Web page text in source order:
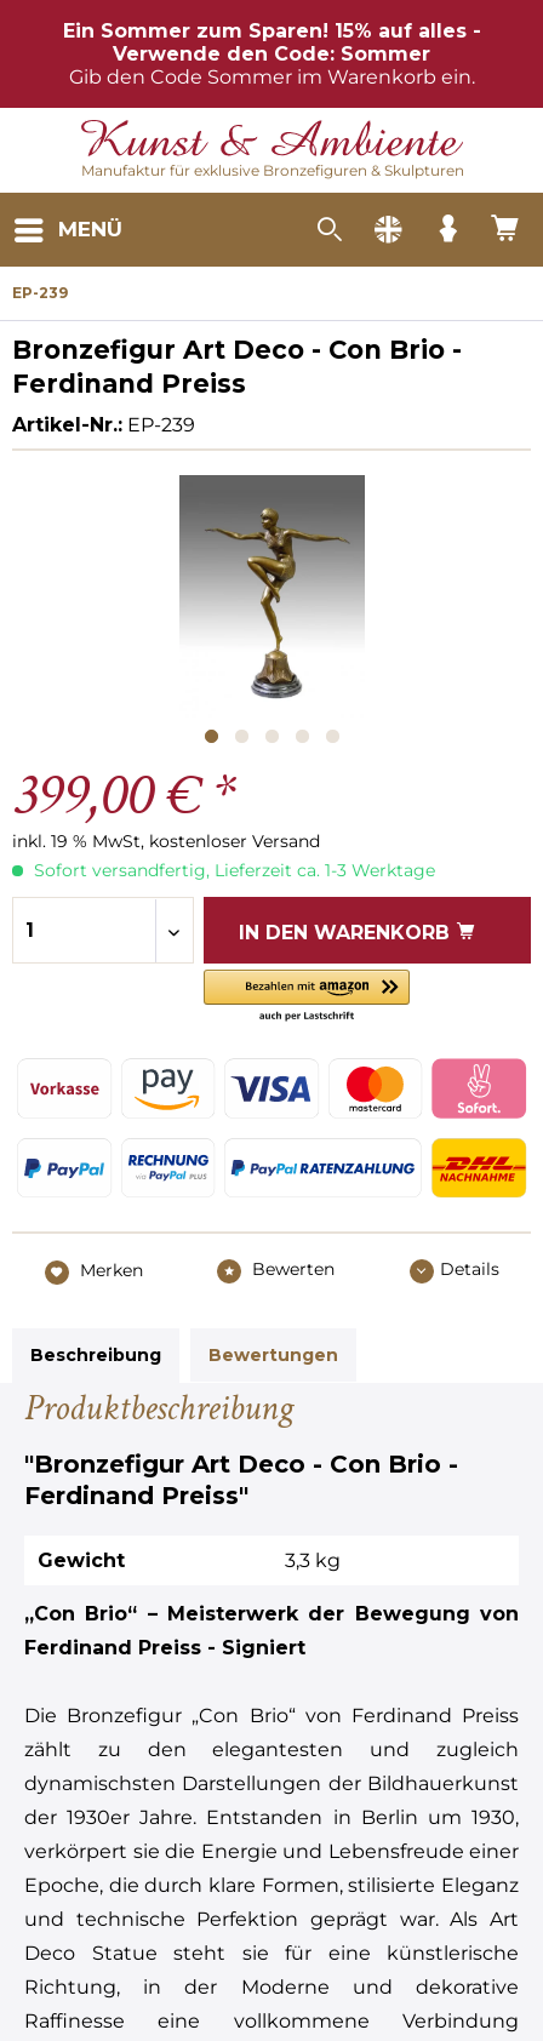
Ein Sommer zum Sparen! 15% auf alles -
Verwende den Code: Sommer
Gib den Code Sommer im Warenkorb ein.
Manufaktur für exklusive Bronzefiguren & Skulpturen
MENÜ
EP-239
Bronzefigur Art Deco - Con Brio -
Ferdinand Preiss
Artikel-Nr.: EP-239
399,00 € *
inkl. 19 % MwSt, kostenloser Versand
Sofort versandfertig, Lieferzeit ca. 1-3 Werktage
IN DEN WARENKORB
Merken Bewerten Details
Beschreibung Bewertungen
Produktbeschreibung
"Bronzefigur Art Deco - Con Brio -
Ferdinand Preiss"
Gewicht 3,3 kg
„Con Brio“ – Meisterwerk der Bewegung von
Ferdinand Preiss - Signiert
Die Bronzefigur „Con Brio“ von Ferdinand Preiss
zählt zu den elegantesten und zugleich
dynamischsten Darstellungen der Bildhauerkunst
der 1930er Jahre. Entstanden in Berlin um 1930,
verkörpert sie die Energie und Lebensfreude einer
Epoche, die durch klare Formen, stilisierte Eleganz
und technische Perfektion geprägt war. Als Art
Deco Statue steht sie für eine künstlerische
Richtung, in der Moderne und dekorative
Raffinesse eine vollkommene Verbindung